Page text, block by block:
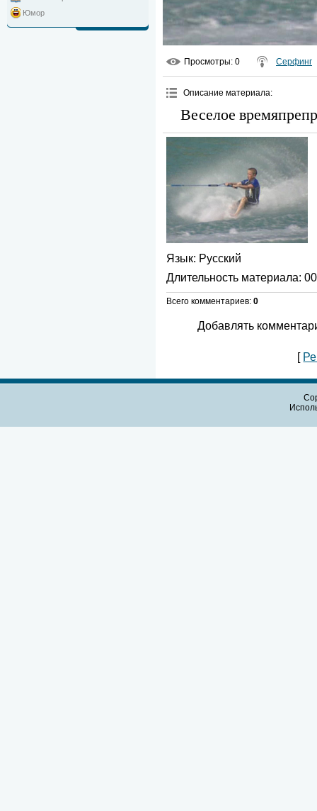
Юмор
Просмотры: 0 Серфинг
Описание материала:
Веселое
Язык: Русский
Длительность материала:
Всего комментариев: 0
Добавлять
[